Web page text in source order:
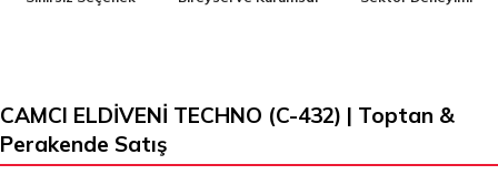
CAMCI ELDİVENİ TECHNO (C-432) | Toptan &
Perakende Satış